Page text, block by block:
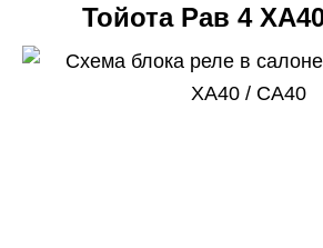
Тойота Рав 4